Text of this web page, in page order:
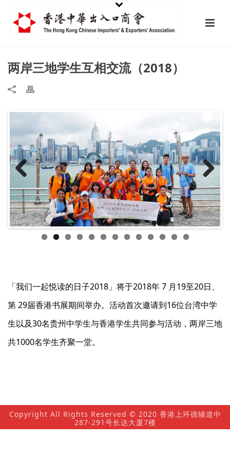
两岸三地学生互相交流（2018）
Previ
ous
Next
「我们一起悦读的日子2018」将于2018年 7 月19至20日、
第 29届香港书展期间举办。活动首次邀请到16位台湾中学
生以及30名贵州中学生与香港学生共同参与活动，两岸三地
共1000名学生齐聚一堂。
Copyright All Rights Reserved © 2020 香港上环德辅道中
287-291号长达大厦7楼